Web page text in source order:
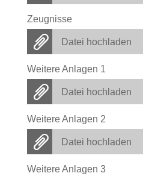
Zeugnisse
Datei hochladen
Weitere Anlagen 1
Datei hochladen
Weitere Anlagen 2
Datei hochladen
Weitere Anlagen 3